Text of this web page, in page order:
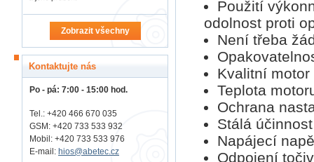
Použití
odolnost proti
Není třeba
Kvalitní
Teplota
Ochrana
Stálá
Napájecí
Odpojení
Zobrazit všechny
Kontaktujte nás
Po - pá: 7:00 - 15:00 hod.
Tel.: +420 466 670 035
GSM: +420 733 533 932
Mobil: +420 733 533 976
E-mail: hios@abetec.cz